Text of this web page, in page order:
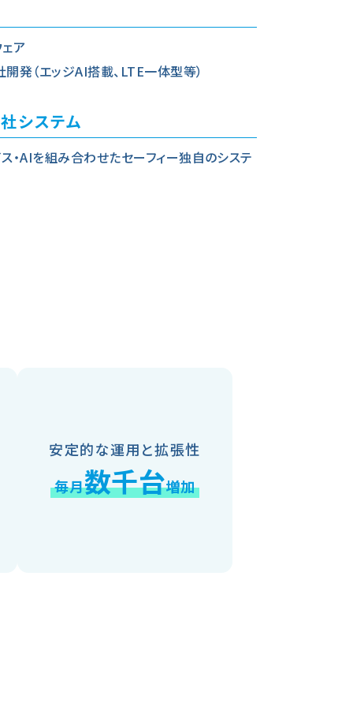
ア
開発（エッジAI搭載、LTE一体型等）
システム
・AIを組み合わせたセーフィー独自のシステ
安定的な運用と拡張性
毎月数千台増加